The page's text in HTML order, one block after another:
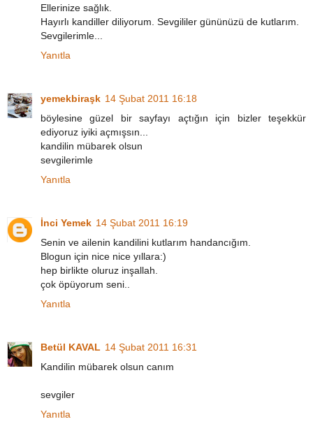
Ellerinize sağlık.
Hayırlı kandiller diliyorum. Sevgililer gününüzü de kutlarım.
Sevgilerimle...
Yanıtla
yemekbiraşk 14 Şubat 2011 16:18
böylesine güzel bir sayfayı açtığın için bizler teşekkür
ediyoruz iyiki açmışsın...
kandilin mübarek olsun
sevgilerimle
Yanıtla
İnci Yemek 14 Şubat 2011 16:19
Senin ve ailenin kandilini kutlarım handancığım.
Blogun için nice nice yıllara:)
hep birlikte oluruz inşallah.
çok öpüyorum seni..
Yanıtla
Betül KAVAL 14 Şubat 2011 16:31
Kandilin mübarek olsun canım
sevgiler
Yanıtla